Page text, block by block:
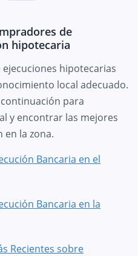
de
hipotecaria
hipotecarias
local adecuado.
para
y encontrar las mejores
la zona.
Bancaria en el
Bancaria en la
Recientes sobre